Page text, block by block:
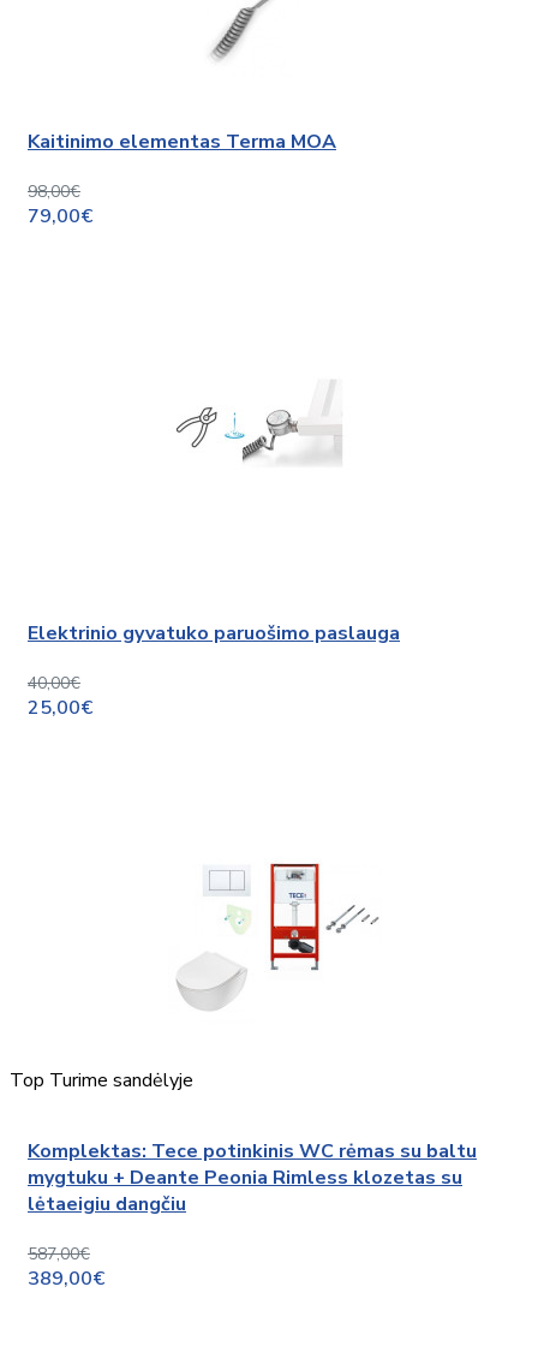
Kaitinimo elementas Terma MOA
98,00€
79,00€
Elektrinio gyvatuko paruošimo paslauga
40,00€
25,00€
Top Turime sandėlyje
Komplektas: Tece potinkinis WC rėmas su baltu
mygtuku + Deante Peonia Rimless klozetas su
lėtaeigiu dangčiu
587,00€
389,00€